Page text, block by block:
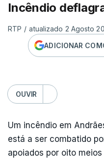
Incêndio
RTP / atualizado 2 Agosto
ADICIONAR
OUVIR
Um incêndio em
está a ser combatido
apoiados por oito meios